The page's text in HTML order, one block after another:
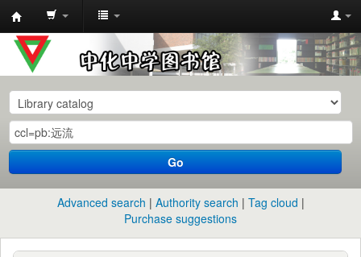
中
化
中
学
图
书
馆
目
Go
Advanced search Authority search
Tag cloud
Purchase suggestions